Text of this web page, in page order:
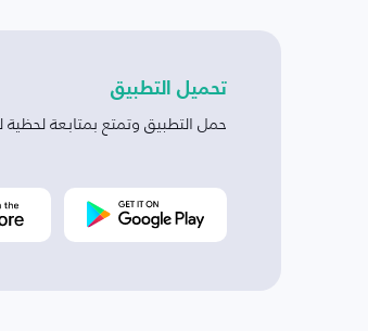
تحميل التطبيق
حمل التطبيق وتمتع بمتابعة لحظية